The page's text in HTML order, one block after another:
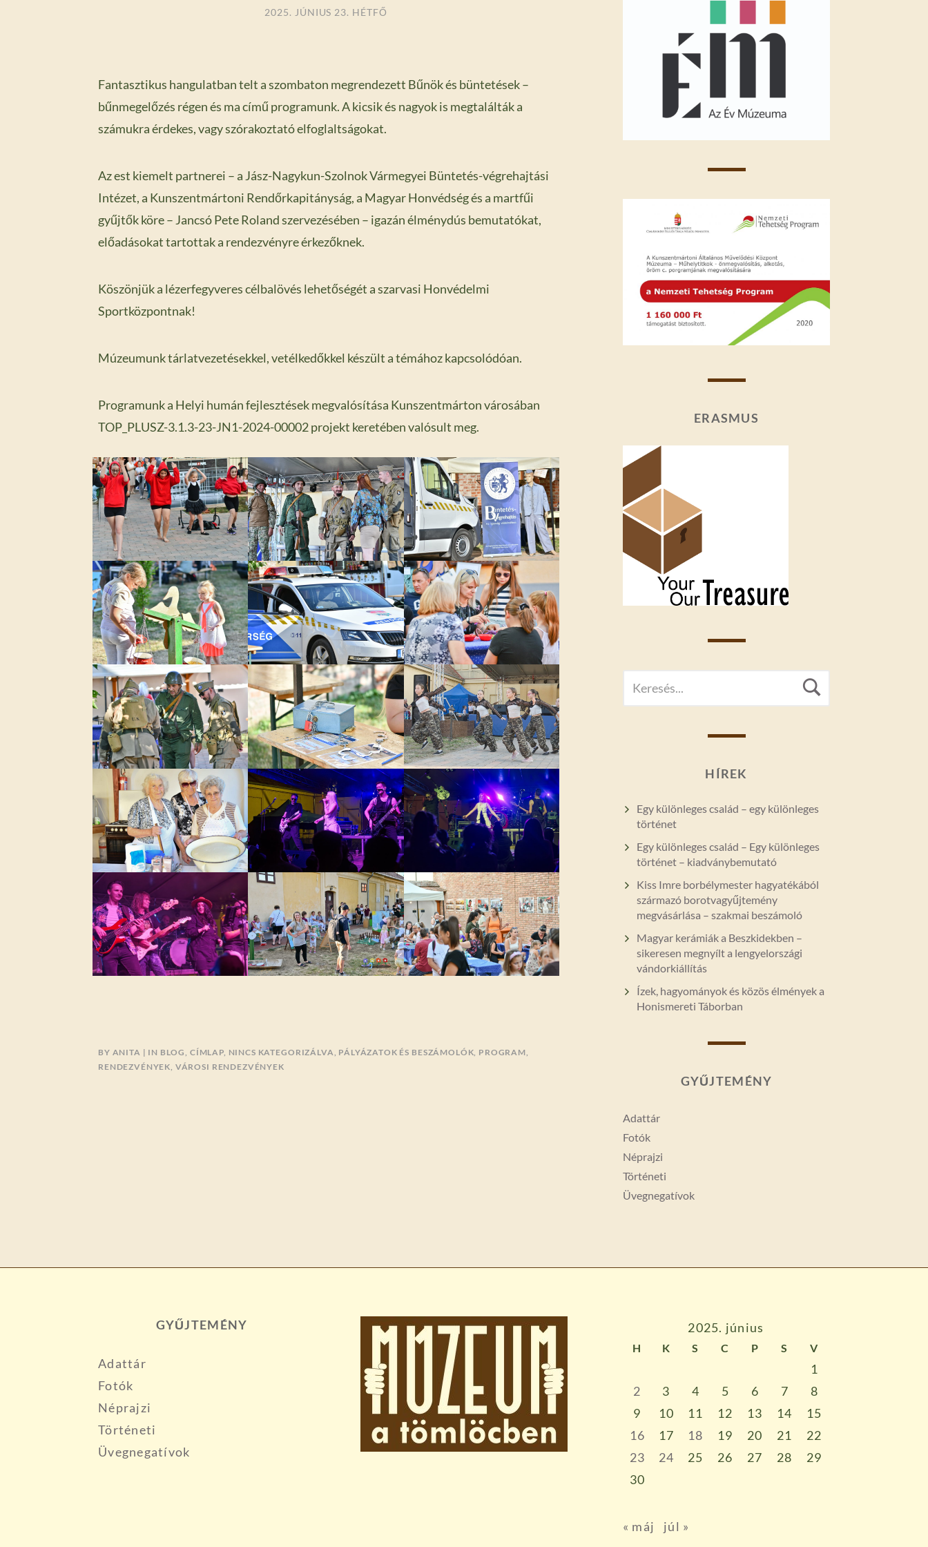
2025. JÚNIUS 23. HÉTFŐ
Fantasztikus hangulatban telt a szombaton megrendezett Bűnök és büntetések –
bűnmegelőzés régen és ma című programunk. A kicsik és nagyok is megtalálták a
számukra érdekes, vagy szórakoztató elfoglaltságokat.
Az est kiemelt partnerei – a Jász-Nagykun-Szolnok Vármegyei Büntetés-végrehajtási
Intézet, a Kunszentmártoni Rendőrkapitányság, a Magyar Honvédség és a martfűi
gyűjtők köre – Jancsó Pete Roland szervezésében – igazán élménydús bemutatókat,
előadásokat tartottak a rendezvényre érkezőknek.
Köszönjük a lézerfegyveres célbalövés lehetőségét a szarvasi Honvédelmi
Sportközpontnak!
Múzeumunk tárlatvezetésekkel, vetélkedőkkel készült a témához kapcsolódóan.
Programunk a Helyi humán fejlesztések megvalósítása Kunszentmárton városában
TOP_PLUSZ-3.1.3-23-JN1-2024-00002 projekt keretében valósult meg.
BY ANITA IN BLOG, CÍMLAP, NINCS KATEGORIZÁLVA, PÁLYÁZATOK ÉS BESZÁMOLÓK, PROGRAM,
RENDEZVÉNYEK, VÁROSI RENDEZVÉNYEK
ERASMUS
FOR:
HÍREK
Egy különleges család – egy különleges
történet
Egy különleges család – Egy különleges
történet – kiadványbemutató
Kiss Imre borbélymester hagyatékából
származó borotvagyűjtemény
megvásárlása – szakmai beszámoló
Magyar kerámiák a Beszkidekben –
sikeresen megnyílt a lengyelországi
vándorkiállítás
Ízek, hagyományok és közös élmények a
Honismereti Táborban
GYŰJTEMÉNY
Adattár
Fotók
Néprajzi
Történeti
Üvegnegatívok
GYŰJTEMÉNY
Adattár
Fotók
Néprajzi
Történeti
Üvegnegatívok
2025. június
H K S C P S V
1
2
3 4 5 6 7
8
9
10 11 12 13 14
15
16
17 18 19 20 21
22
23
24 25 26 27 28
29
30
« máj júl »